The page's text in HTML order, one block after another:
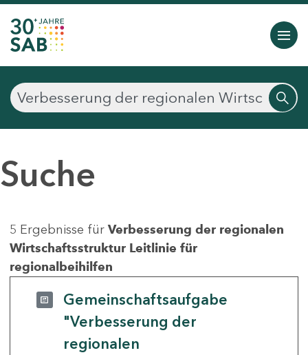
Suche
5 Ergebnisse für Verbesserung der regionalen
Wirtschaftsstruktur Leitlinie für
regionalbeihilfen
Gemeinschaftsaufgabe
"Verbesserung der
regionalen